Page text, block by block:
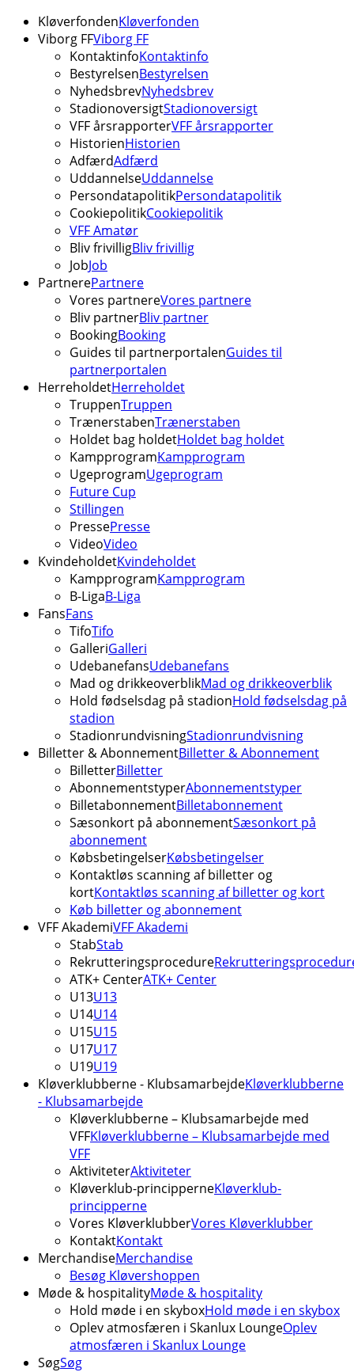
KløverfondenKløverfonden
Viborg FFViborg FF
KontaktinfoKontaktinfo
BestyrelsenBestyrelsen
NyhedsbrevNyhedsbrev
StadionoversigtStadionoversigt
VFF årsrapporterVFF årsrapporter
HistorienHistorien
AdfærdAdfærd
UddannelseUddannelse
PersondatapolitikPersondatapolitik
CookiepolitikCookiepolitik
VFF Amatør
Bliv frivilligBliv frivillig
JobJob
PartnerePartnere
Vores partnereVores partnere
Bliv partnerBliv partner
BookingBooking
Guides til partnerportalenGuides til
partnerportalen
HerreholdetHerreholdet
TruppenTruppen
TrænerstabenTrænerstaben
Holdet bag holdetHoldet bag holdet
KampprogramKampprogram
UgeprogramUgeprogram
Future Cup
Stillingen
PressePresse
VideoVideo
KvindeholdetKvindeholdet
KampprogramKampprogram
B-LigaB-Liga
FansFans
TifoTifo
GalleriGalleri
UdebanefansUdebanefans
Mad og drikkeoverblikMad og drikkeoverblik
Hold fødselsdag på stadionHold fødselsdag på
stadion
StadionrundvisningStadionrundvisning
Billetter & AbonnementBilletter & Abonnement
BilletterBilletter
AbonnementstyperAbonnementstyper
BilletabonnementBilletabonnement
Sæsonkort på abonnementSæsonkort på
abonnement
KøbsbetingelserKøbsbetingelser
Kontaktløs scanning af billetter og
kortKontaktløs scanning af billetter og kort
Køb billetter og abonnement
VFF AkademiVFF Akademi
StabStab
Rekrutteringsprocedure
ATK+ CenterATK+ Center
U13U13
U14U14
U15U15
U17U17
U19U19
Kløverklubberne - KlubsamarbejdeKløverklubberne
- Klubsamarbejde
Kløverklubberne – Klubsamarbejde med
VFFKløverklubberne – Klubsamarbejde med
VFF
AktiviteterAktiviteter
Kløverklub-principperneKløverklub-
principperne
Vores KløverklubberVores Kløverklubber
KontaktKontakt
MerchandiseMerchandise
Besøg Kløvershoppen
Møde & hospitalityMøde & hospitality
Hold møde i en skyboxHold møde i en skybox
Oplev atmosfæren i Skanlux LoungeOplev
atmosfæren i Skanlux Lounge
SøgSøg